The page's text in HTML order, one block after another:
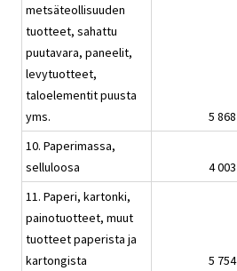
metsäteollisuuden
tuotteet, sahattu
puutavara, paneelit,
levytuotteet,
taloelementit puusta
yms.
5 868
10. Paperimassa,
selluloosa
4 003
11. Paperi, kartonki,
painotuotteet, muut
tuotteet paperista ja
kartongista
5 754